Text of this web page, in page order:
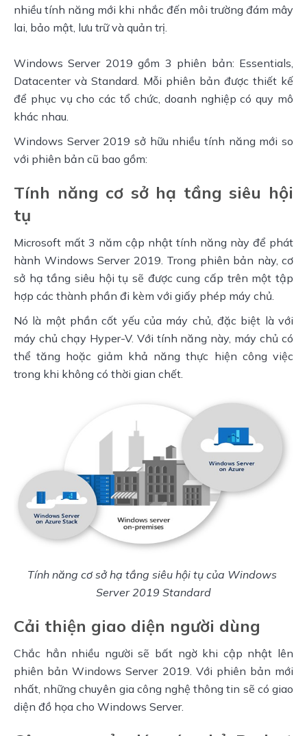
nhiều tính năng mới khi nhắc đến môi trường đám mây
lai, bảo mật, lưu trữ và quản trị.
Windows Server 2019 gồm 3 phiên bản: Essentials,
Datacenter và Standard. Mỗi phiên bản được thiết kế
để phục vụ cho các tổ chức, doanh nghiệp có quy mô
khác nhau.
Windows Server 2019 sở hữu nhiều tính năng mới so
với phiên bản cũ bao gồm:
Tính năng cơ sở hạ tầng siêu hội
tụ
Microsoft mất 3 năm cập nhật tính năng này để phát
hành Windows Server 2019. Trong phiên bản này, cơ
sở hạ tầng siêu hội tụ sẽ được cung cấp trên một tập
hợp các thành phần đi kèm với giấy phép máy chủ.
Nó là một phần cốt yếu của máy chủ, đặc biệt là với
máy chủ chạy Hyper-V. Với tính năng này, máy chủ có
thể tăng hoặc giảm khả năng thực hiện công việc
trong khi không có thời gian chết.
Tính năng cơ sở hạ tầng siêu hội tụ của Windows
Server 2019 Standard
Cải thiện giao diện người dùng
Chắc hẳn nhiều người sẽ bất ngờ khi cập nhật lên
phiên bản Windows Server 2019. Với phiên bản mới
nhất, những chuyên gia công nghệ thông tin sẽ có giao
diện đồ họa cho Windows Server.